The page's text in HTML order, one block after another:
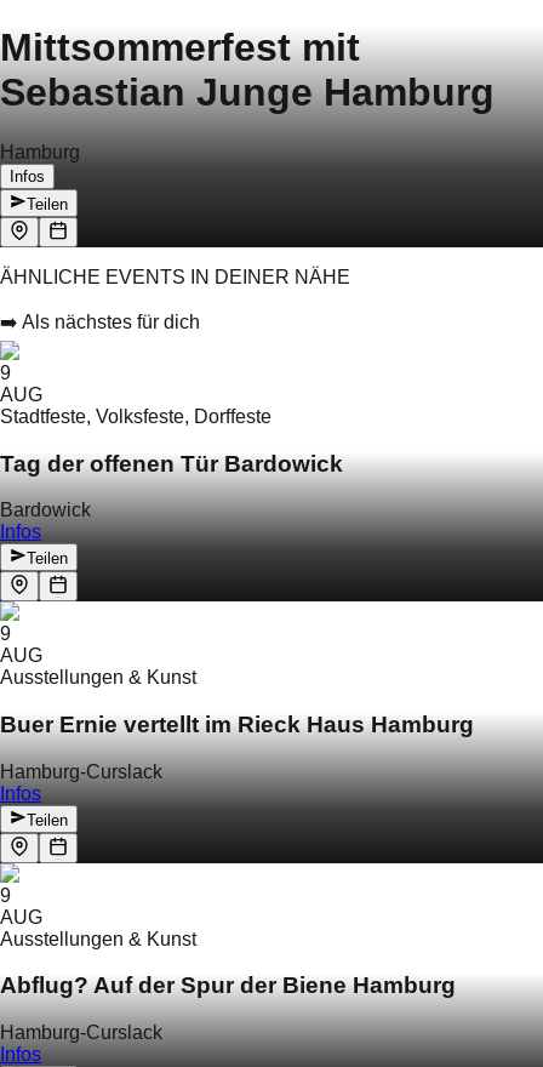
Mittsommerfest mit
Sebastian Junge Hamburg
Hamburg
Infos
Teilen
ÄHNLICHE EVENTS IN DEINER NÄHE
➡️ Als nächstes für dich
9
AUG
Stadtfeste, Volksfeste, Dorffeste
Tag der offenen Tür Bardowick
Bardowick
Infos
Teilen
9
AUG
Ausstellungen & Kunst
Buer Ernie vertellt im Rieck Haus Hamburg
Hamburg-Curslack
Infos
Teilen
9
AUG
Ausstellungen & Kunst
Abflug? Auf der Spur der Biene Hamburg
Hamburg-Curslack
Infos